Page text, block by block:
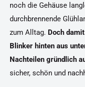
noch die Gehäuse
durchbrennende
zum Alltag. Doch
Blinker hinten aus
Nachteilen gründlich
sicher, schön und